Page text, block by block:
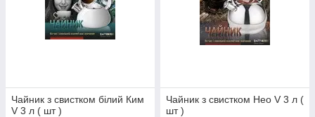
Чайник з свистком білий Ким
V 3 л ( шт )
Чайник з свистком Нео V 3 л (
шт )